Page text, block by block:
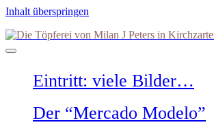
Inhalt überspringen
Die
Töpferei
Kirchzarten
Eintritt: viele Bilder…
Der “Mercado Modelo”